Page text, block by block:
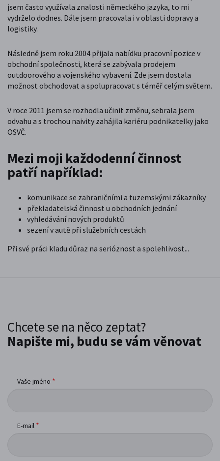
jsem často využívala znalosti německého jazyka, to mi
vydrželo dodnes. Dále jsem pracovala i v oblasti dopravy a
logistiky.
Následně jsem roku 2004 přijala nabídku pracovní pozice v
obchodní společnosti, která se zabývala prodejem
outdoorového a vojenského vybavení. Zde jsem dostala
možnost obchodovat a spolupracovat s téměř celým světem.
V roce 2011 jsem se rozhodla učinit změnu, sebrala jsem
odvahu a s trochou naivity zahájila kariéru podnikatelky jako
OSVČ.
Mezi moji každodenní činnost
patří například:
komunikace se zahraničními a tuzemskými zákazníky
překladatelská činnost u obchodních jednání
vyhledávání nových produktů
sezení v autě při služebních cestách
Při své práci kladu důraz na serióznost a spolehlivost...
Chcete se na něco zeptat?
Napište mi, budu se vám věnovat
Vaše jméno *
E-mail *